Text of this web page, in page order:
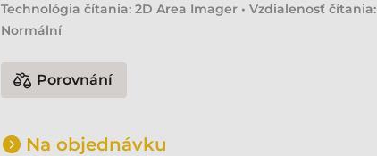
Technológia čítania: 2D Area Imager • Vzdialenosť čítania:
Normální
Porovnání
Na objednávku